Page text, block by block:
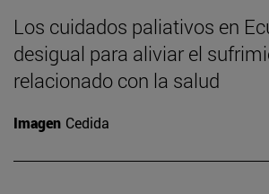
Los cuidados paliativos en
desigual para aliviar el
relacionado con la salud
Imagen Cedida